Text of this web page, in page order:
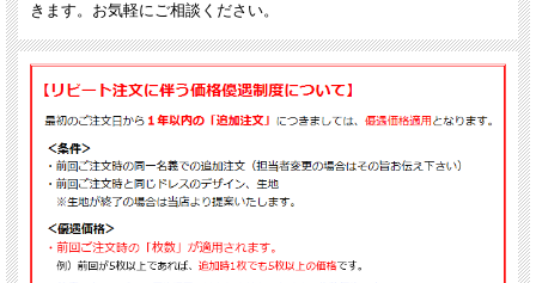
きます。お気軽にご相談ください。